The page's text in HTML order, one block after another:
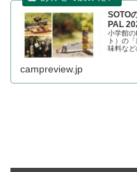
SOTO
PAL
小学館
ト）の
味料など
特製メ
campreview.jp